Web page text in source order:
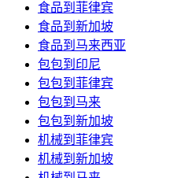
食品到菲律宾
食品到新加坡
食品到马来西亚
包包到印尼
包包到菲律宾
包包到马来
包包到新加坡
机械到菲律宾
机械到新加坡